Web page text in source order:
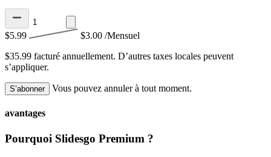
$5.99 $3.00 /Mensuel
$35.99 facturé annuellement. D’autres taxes locales peuvent
s’appliquer.
S’abonner Vous pouvez annuler à tout moment.
avantages
Pourquoi Slidesgo Premium ?